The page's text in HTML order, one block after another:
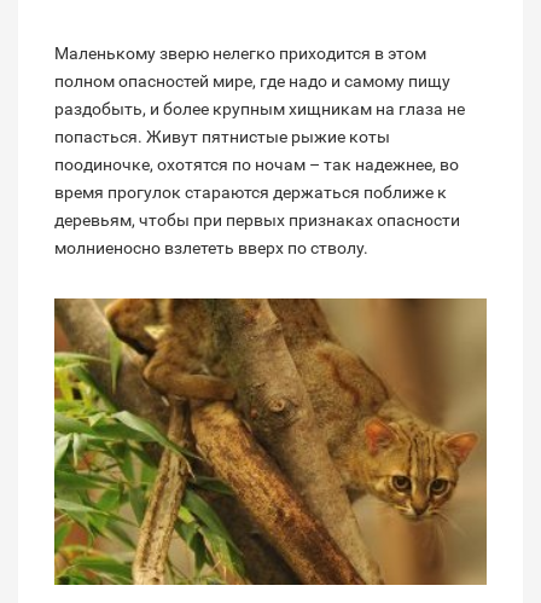
Маленькому зверю нелегко приходится в этом
полном опасностей мире, где надо и самому пищу
раздобыть, и более крупным хищникам на глаза не
попасться. Живут пятнистые рыжие коты
поодиночке, охотятся по ночам – так надежнее, во
время прогулок стараются держаться поближе к
деревьям, чтобы при первых признаках опасности
молниеносно взлететь вверх по стволу.